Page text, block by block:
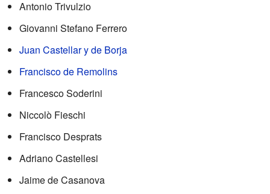
Antonio Trivulzio
Giovanni Stefano Ferrero
Juan Castellar y de Borja
Francisco de Remolins
Francesco Soderini
Niccolò Fieschi
Francisco Desprats
Adriano Castellesi
Jaime de Casanova